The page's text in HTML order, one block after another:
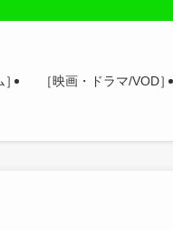
］ ［映画・ドラマ/VOD］